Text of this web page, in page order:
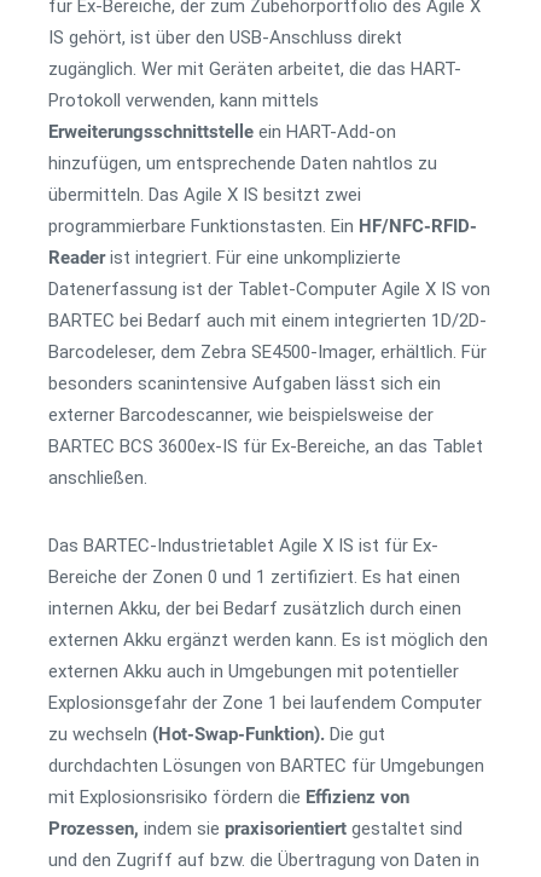
für Ex-Bereiche, der zum Zubehörportfolio des Agile X
IS gehört, ist über den USB-Anschluss direkt
zugänglich. Wer mit Geräten arbeitet, die das HART-
Protokoll verwenden, kann mittels
Erweiterungsschnittstelle ein HART-Add-on
hinzufügen, um entsprechende Daten nahtlos zu
übermitteln. Das Agile X IS besitzt zwei
programmierbare Funktionstasten. Ein HF/NFC-RFID-
Readerist integriert. Für eine unkomplizierte
Datenerfassung ist der Tablet-Computer Agile X IS von
BARTEC bei Bedarf auch mit einem integrierten 1D/2D-
Barcodeleser, dem Zebra SE4500-Imager, erhältlich. Für
besonders scanintensive Aufgaben lässt sich ein
externer Barcodescanner, wie beispielsweise der
BARTEC BCS 3600ex-IS für Ex-Bereiche, an das Tablet
anschließen.
Das BARTEC-Industrietablet Agile X IS ist für Ex-
Bereiche der Zonen 0 und 1 zertifiziert. Es hat einen
internen Akku, der bei Bedarf zusätzlich durch einen
externen Akku ergänzt werden kann. Es ist möglich den
externen Akku auch in Umgebungen mit potentieller
Explosionsgefahr der Zone 1 bei laufendem Computer
zu wechseln (Hot-Swap-Funktion). Die gut
durchdachten Lösungen von BARTEC für Umgebungen
mit Explosionsrisiko fördern die Effizienz von
Prozessen, indem sie praxisorientiert gestaltet sind
und den Zugriff auf bzw. die Übertragung von Daten in